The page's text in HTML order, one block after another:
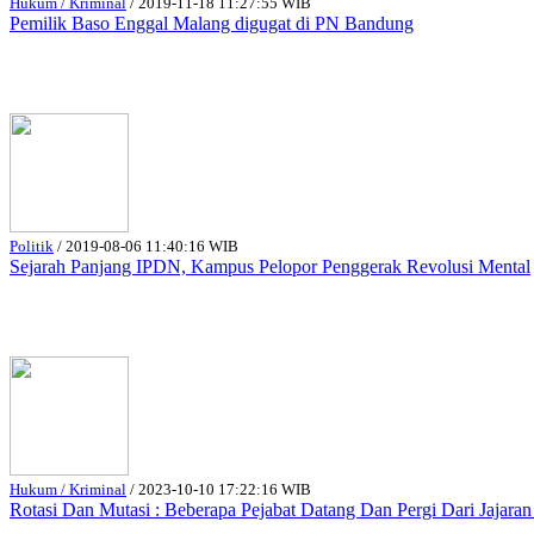
Pemilik Baso Enggal Malang digugat di PN Bandung
Politik / 2019-08-06 11:40:16 WIB
Sejarah Panjang IPDN, Kampus Pelopor Penggerak Revolusi Mental
Hukum / Kriminal / 2023-10-10 17:22:16 WIB
Rotasi Dan Mutasi : Beberapa Pejabat Datang Dan Pergi Dari